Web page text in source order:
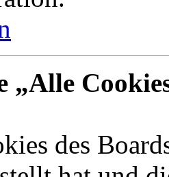
„Alle
des